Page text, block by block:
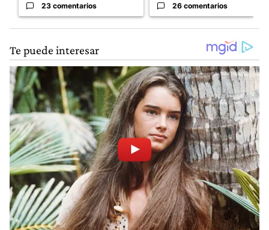
23 comentarios 26 comentarios